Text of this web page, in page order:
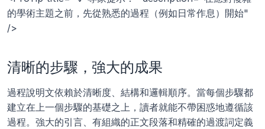
的學術主題之前，先從熟悉的過程（例如日常作息）開始"
/>
清晰的步驟，強大的成果
過程說明文依賴於清晰度、結構和邏輯順序。當每個步驟都
建立在上一個步驟的基礎之上，讀者就能不帶困惑地遵循該
過程。強大的引言、有組織的正文段落和精確的過渡詞定義